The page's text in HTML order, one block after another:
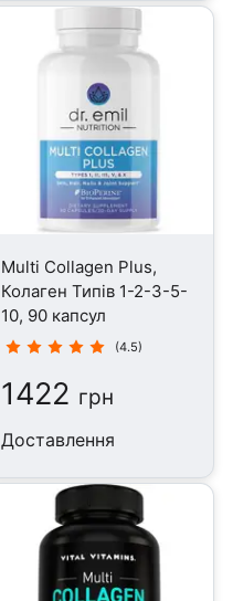
Multi Collagen Plus,
Колаген Типів 1-2-3-5-
10, 90 капсул
(4.5)
1422 грн
Доставлення